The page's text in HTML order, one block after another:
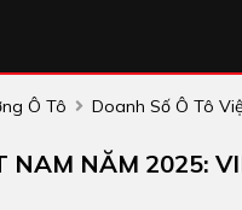
Ô Tô Doanh Số Ô Tô
NAM NĂM 2025: